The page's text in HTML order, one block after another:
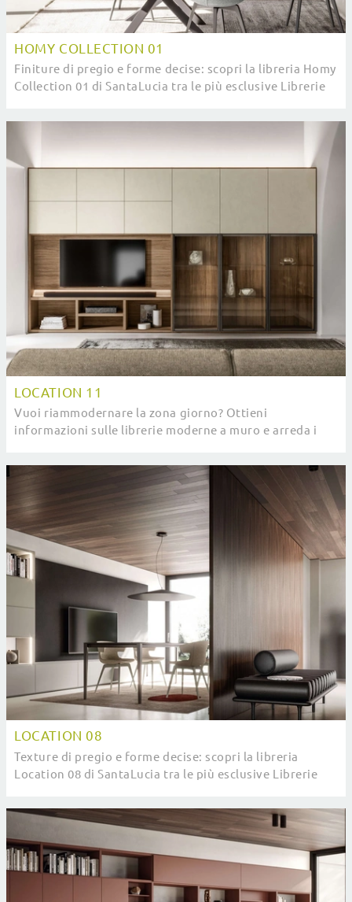
HOMY COLLECTION 01
Finiture di pregio e forme decise: scopri la libreria Homy
Collection 01 di SantaLucia tra le più esclusive Librerie
LOCATION 11
Vuoi riammodernare la zona giorno? Ottieni
informazioni sulle librerie moderne a muro e arreda i
LOCATION 08
Texture di pregio e forme decise: scopri la libreria
Location 08 di SantaLucia tra le più esclusive Librerie